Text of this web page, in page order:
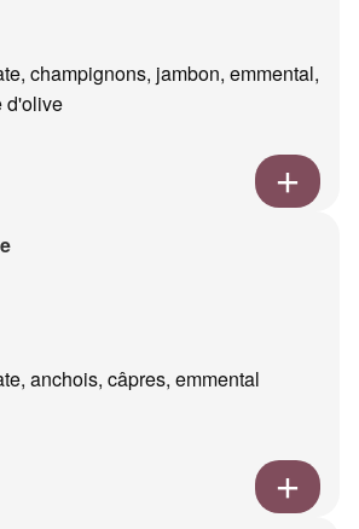
champignons, jambon, emmental,
d'olive
anchois, câpres, emmental